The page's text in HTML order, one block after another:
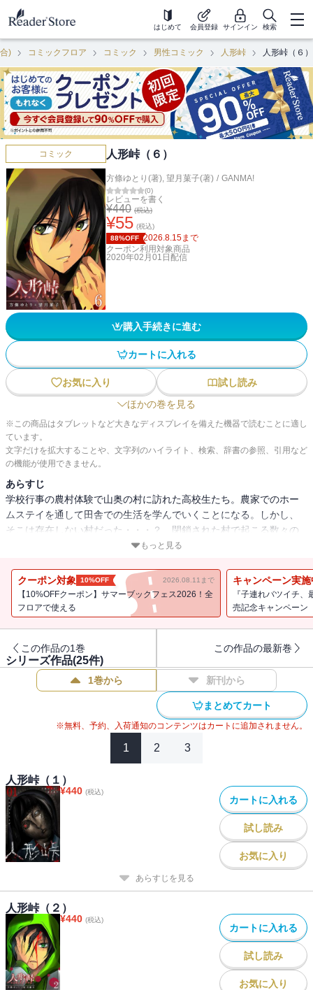
はじめて 会員登録 サインイン 検索
) コミックフロア コミック 男性コミック 人形峠 人形峠（６）
コミック 人形峠（６）
方條ゆとり(著), 望月菓子(著) / GANMA!
(0)
レビューを書く
¥440 (税込)
¥55 (税込)
88%OFF 2026.8.15まで
クーポン利用対象商品
2020年02月01日 配信
購入手続きに進む
カートに入れる
お気に入り
試し読み
ほかの巻を見る
※この商品はタブレットなど大きなディスプレイを備えた機器で読むことに適し
ています。
文字だけを拡大することや、文字列のハイライト、検索、辞書の参照、引用など
の機能が使用できません。
あらすじ
学校行事の農村体験で山奥の村に訪れた高校生たち。農家でのホー
ムステイを通して田舎での生活を学んでいくことになる。しかし、
そこは存在しない村だった・・・？ 閉鎖された村で起こる数々の
不可解な出来事に戦慄が走る！ 高校生たちの運命は？（著者名：
もっと見る
クーポン対象 10%OFF 2026.08.11まで
【10%OFFクーポン】サマーブックフェス2026！全
フロアで使える
キャンペーン実施
『子連れバツイチ
売記念キャンペーン
この作品の1巻 この作品の最新巻
シリーズ作品(25件)
1巻から 新刊から
まとめてカート
※無料、予約、入荷通知のコンテンツはカートに追加されません。
1 2 3
人形峠（１）
¥440 (税込)
カートに入れる
試し読み
お気に入り
あらすじを見る
人形峠（２）
¥440 (税込)
カートに入れる
試し読み
お気に入り